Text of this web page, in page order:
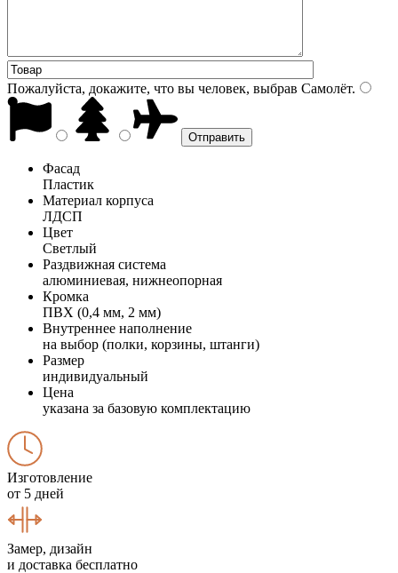
Пожалуйста, докажите, что вы человек, выбрав Самолёт.
Фасад
Пластик
Материал корпуса
ЛДСП
Цвет
Светлый
Раздвижная система
алюминиевая, нижнеопорная
Кромка
ПВХ (0,4 мм, 2 мм)
Внутреннее наполнение
на выбор (полки, корзины, штанги)
Размер
индивидуальный
Цена
указана за базовую комплектацию
Изготовление
от 5 дней
Замер, дизайн
и доставка бесплатно